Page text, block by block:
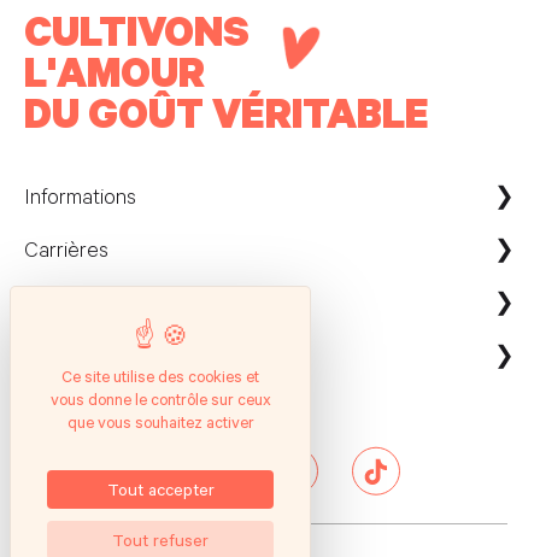
CULTIVONS
L'AMOUR
DU GOÛT VÉRITABLE
Informations
Maison Kayser France
Carrières
Evènement & Réception / Fournisseur
Service client
Professionnels
Entreprises
Suivez nous
Ce site utilise des cookies et
vous donne le contrôle sur ceux
que vous souhaitez activer
Tout accepter
Tout refuser